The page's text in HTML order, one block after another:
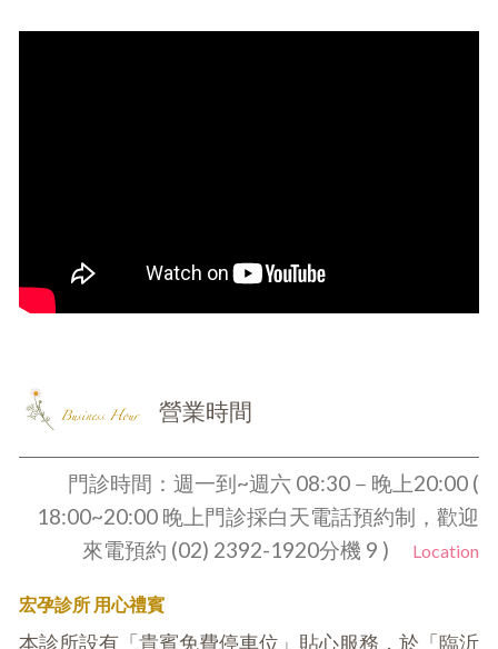
Business Hour 營業時間
門診時間：週一到~週六 08:30－晚上20:00 (
18:00~20:00 晚上門診採白天電話預約制，歡迎
來電預約 (02) 2392-1920分機 9 )
Location
宏孕診所 用心禮賓
本診所設有「貴賓免費停車位」貼心服務，於「臨沂